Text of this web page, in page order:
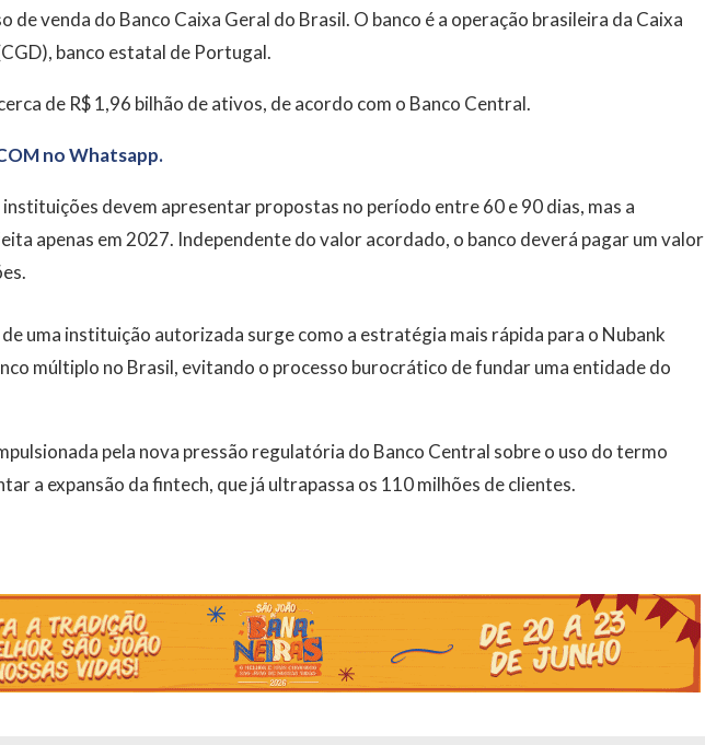
de venda do Banco Caixa Geral do Brasil. O banco é a operação brasileira da Caixa
banco estatal de Portugal.
de R$ 1,96 bilhão de ativos, de acordo com o Banco Central.
no Whatsapp.
devem apresentar propostas no período entre 60 e 90 dias, mas a
apenas em 2027. Independente do valor acordado, o banco deverá pagar um valor
uma instituição autorizada surge como a estratégia mais rápida para o Nubank
múltiplo no Brasil, evitando o processo burocrático de fundar uma entidade do
pela nova pressão regulatória do Banco Central sobre o uso do termo
a expansão da fintech, que já ultrapassa os 110 milhões de clientes.